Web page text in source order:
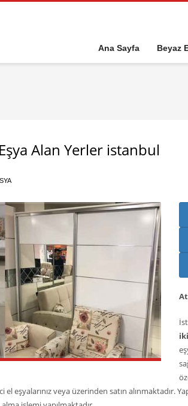
Ana Sayfa Beyaz
Alan Yerler istanbul
eşyalarınız veya üzerinden satın alınmaktadır.